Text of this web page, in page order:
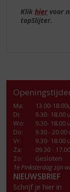
Klikhier voor
topSlijter.
Ma:
13.00-
Di:
9.30- 18.00
Wo:
9.30- 18.00
Do:
9.30 - 20.00
Vr:
9.30- 18.00
Za:
09.30 -
Zo:
Gesloten
1e Pinksterdag zijn
NIEUWSBRIEF
Schrijf je hier in